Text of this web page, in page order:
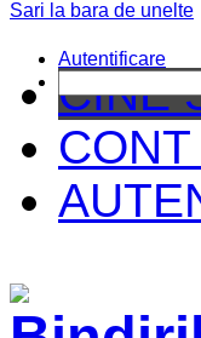
CINE
Sari la bara de unelte
Autentificare